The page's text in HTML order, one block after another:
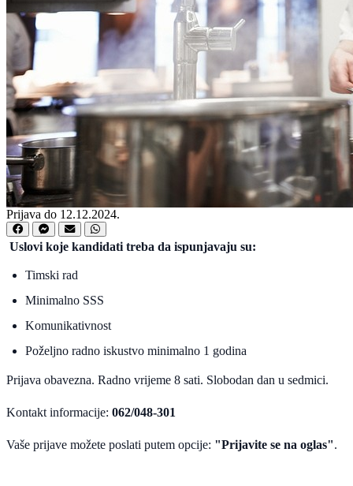
Prijava do 12.12.2024.
Uslovi koje kandidati treba da ispunjavaju su:
Timski rad
Minimalno SSS
Komunikativnost
Poželjno radno iskustvo minimalno 1 godina
Prijava obavezna. Radno vrijeme 8 sati. Slobodan dan u sedmici.
Kontakt informacije: 062/048-301
Vaše prijave možete poslati putem opcije: "Prijavite se na oglas".